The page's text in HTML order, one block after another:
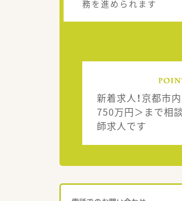
務を進められます
新着求人！京都市
750万円＞まで相
師求人です